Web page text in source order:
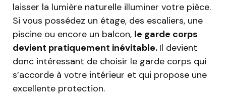
laisser la lumière naturelle illuminer votre pièce.
Si vous possédez un étage, des escaliers, une
piscine ou encore un balcon, le garde corps
devient pratiquement inévitable. Il devient
donc intéressant de choisir le garde corps qui
s’accorde à votre intérieur et qui propose une
excellente protection.